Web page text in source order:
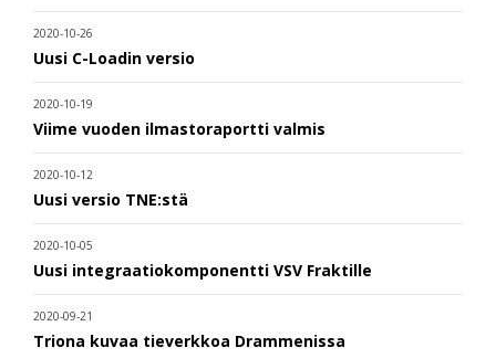
2020-10-26
Uusi C-Loadin versio
2020-10-19
Viime vuoden ilmastoraportti valmis
2020-10-12
Uusi versio TNE:stä
2020-10-05
Uusi integraatiokomponentti VSV Fraktille
2020-09-21
Triona kuvaa tieverkkoa Drammenissa